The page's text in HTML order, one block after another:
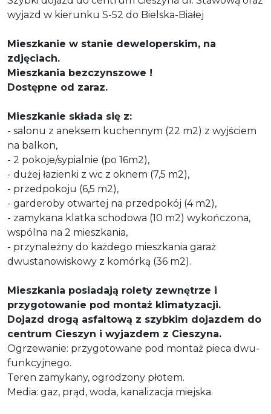
wyjazd w kierunku S-52 do Bielska-Białej
Mieszkanie w stanie deweloperskim, na
zdjęciach.
Mieszkania bezczynszowe !
Dostępne od zaraz.
Mieszkanie składa się z:
- salonu z aneksem kuchennym (22 m2) z wyjściem
na balkon,
- 2 pokoje/sypialnie (po 16m2),
- dużej łazienki z wc z oknem (7,5 m2),
- przedpokoju (6,5 m2),
- garderoby otwartej na przedpokój (4 m2),
- zamykana klatka schodowa (10 m2) wykończona,
wspólna na 2 mieszkania,
- przynależny do każdego mieszkania garaż
dwustanowiskowy z komórką (36 m2).
Mieszkania posiadają rolety zewnętrze i
przygotowanie pod montaż klimatyzacji.
Dojazd drogą asfaltową z szybkim dojazdem do
centrum Cieszyn i wyjazdem z Cieszyna.
Ogrzewanie: przygotowane pod montaż pieca dwu-
funkcyjnego.
Teren zamykany, ogrodzony płotem.
Media: gaz, prąd, woda, kanalizacja miejska.